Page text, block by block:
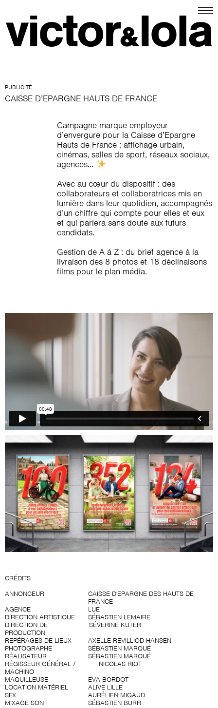
PUBLICITÉ
CAISSE D’EPARGNE HAUTS DE FRANCE
Campagne marque employeur
d’envergure pour la Caisse d’Epargne
Hauts de France : affichage urbain,
cinémas, salles de sport, réseaux sociaux,
agences…
Avec au cœur du dispositif : des
collaborateurs et collaboratrices mis en
lumière dans leur quotidien, accompagnés
d’un chiffre qui compte pour elles et eux
et qui parlera sans doute aux futurs
candidats.
Gestion de A à Z : du brief agence à la
livraison des 8 photos et 18 déclinaisons
films pour le plan média.
CRÉDITS
ANNONCEUR
CAISSE D'EPARGNE DES HAUTS DE
FRANCE
AGENCE
LUE
DIRECTION ARTISTIQUE
SÉBASTIEN LEMAIRE
DIRECTION DE
PRODUCTION
SÉVERINE KUTER
REPÉRAGES DE LIEUX
AXELLE REVILLIOD HANSEN
PHOTOGRAPHE
SÉBASTIEN MARQUÉ
RÉALISATEUR
SÉBASTIEN MARQUÉ
RÉGISSEUR GÉNÉRAL /
MACHINO
NICOLAS RIOT
MAQUILLEUSE
EVA BORDOT
LOCATION MATÉRIEL
ALIVE LILLE
SFX
AURÉLIEN MIGAUD
MIXAGE SON
SÉBASTIEN BURR